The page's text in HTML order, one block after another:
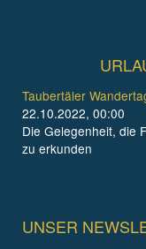
Taubertäler
22.10.2022, 00:00
Die Gelegenheit, die
zu erkunden
UNSER